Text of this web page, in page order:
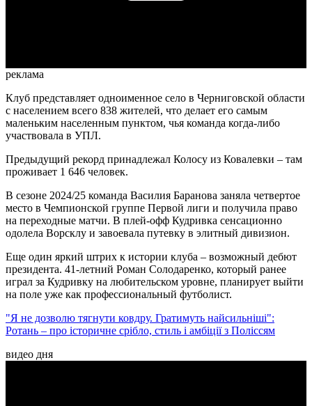
реклама
Клуб представляет одноименное село в Черниговской области
с населением всего 838 жителей, что делает его самым
маленьким населенным пунктом, чья команда когда-либо
участвовала в УПЛ.
Предыдущий рекорд принадлежал Колосу из Ковалевки – там
проживает 1 646 человек.
В сезоне 2024/25 команда Василия Баранова заняла четвертое
место в Чемпионской группе Первой лиги и получила право
на переходные матчи. В плей-офф Кудривка сенсационно
одолела Ворсклу и завоевала путевку в элитный дивизион.
Еще один яркий штрих к истории клуба – возможный дебют
президента. 41-летний Роман Солодаренко, который ранее
играл за Кудривку на любительском уровне, планирует выйти
на поле уже как профессиональный футболист.
"Я не дозволю тягнути ковдру. Гратимуть найсильніші":
Ротань – про історичне срібло, стиль і амбіції з Поліссям
видео дня